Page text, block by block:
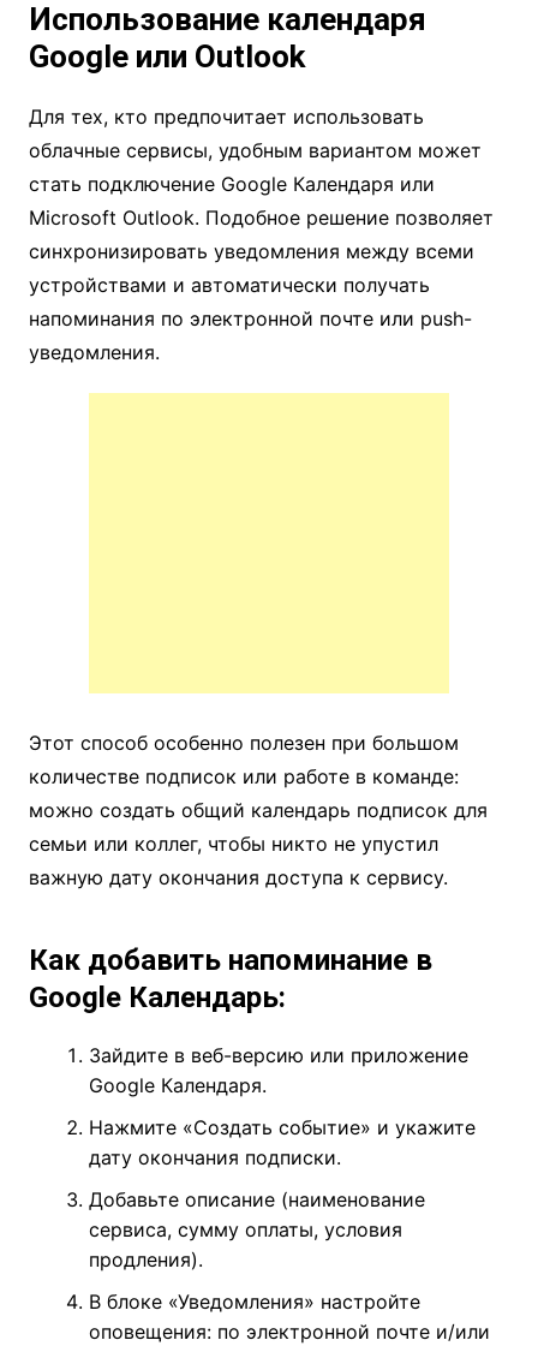
Использование календаря
Google или Outlook
Для тех, кто предпочитает использовать
облачные сервисы, удобным вариантом может
стать подключение Google Календаря или
Microsoft Outlook. Подобное решение позволяет
синхронизировать уведомления между всеми
устройствами и автоматически получать
напоминания по электронной почте или push-
уведомления.
Этот способ особенно полезен при большом
количестве подписок или работе в команде:
можно создать общий календарь подписок для
семьи или коллег, чтобы никто не упустил
важную дату окончания доступа к сервису.
Как добавить напоминание в
Google Календарь:
Зайдите в веб-версию или приложение
Google Календаря.
Нажмите «Создать событие» и укажите
дату окончания подписки.
Добавьте описание (наименование
сервиса, сумму оплаты, условия
продления).
В блоке «Уведомления» настройте
оповещения: по электронной почте и/или